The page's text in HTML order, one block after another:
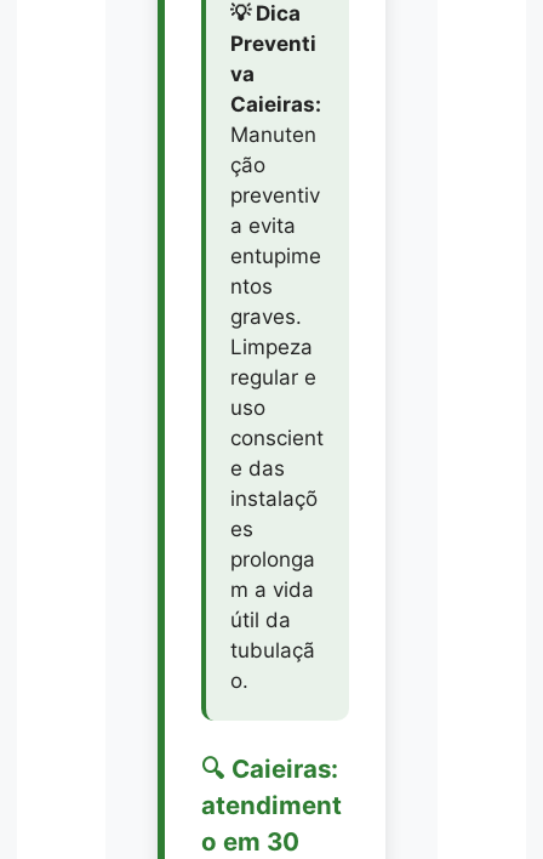
💡 Dica
Preventi
va
Caieiras:
Manuten
ção
preventiv
a evita
entupime
ntos
graves.
Limpeza
regular e
uso
conscient
e das
instalaçõ
es
prolonga
m a vida
útil da
tubulaçã
o.
🔍 Caieiras:
atendiment
o em 30